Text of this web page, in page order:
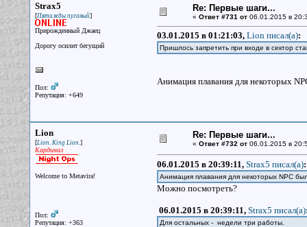
Strax5
[Пятижды пуганый]
Прирожденный Джаец
Дорогу осилит бегущий
Пол:
Репутация: +649
Re: Первые шаги...
« Ответ #731 от06.01.2015 в
03.01.2015 в 01:21:03, Lion писал(a):
Пришлось запретить при входе в сектор
Анимация плавания для некоторых
Lion
[Lion. King Lion.]
Кардинал
Welcome to Metavira!
Пол:
Репутация: +363
Re: Первые шаги...
« Ответ #732 от06.01.2015 в
06.01.2015 в 20:39:11, Strax5 писал(a):
Анимация плавания для некоторых NPC
Можно посмотреть?
06.01.2015 в 20:39:11, Strax5 писал(a)
Для остальных - недели три работы.